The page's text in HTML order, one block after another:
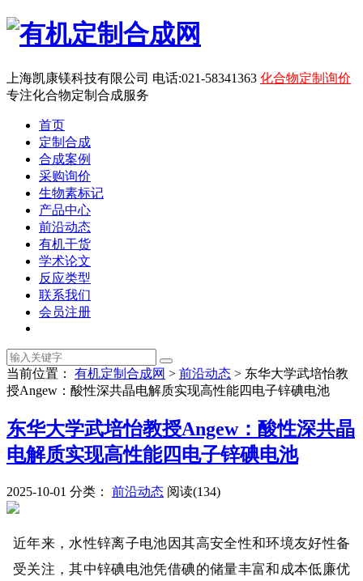
上海凯康镁科技有限公司 电话:021-58341363 化合物定制询价
专注化合物定制合成服务
首页
定制合成
合成案例
采购询价
生物素标记
产品中心
前沿动态
有机干货
学术论文
反应类型
联系我们
会员注册
当前位置： 有机定制合成网 > 前沿动态 > 东华大学武培怡教
授Angew：酸性深共晶电解质实现高性能四电子锌碘电池
东华大学武培怡教授Angew：酸性深共晶
电解质实现高性能四电子锌碘电池
2025-10-01 分类： 前沿动态 阅读(134)
近年来，水性锌离子电池因其高安全性和环境友好性备
受关注，其中锌碘电池凭借碘的储量丰富和成本低廉优